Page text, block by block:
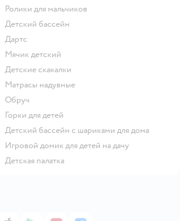
Ролики для мальчиков
Детский бассейн
Дартс
Мячик детский
Детские скакалки
Матрасы надувные
Обруч
Горки для детей
Детский бассейн с шариками для дома
Игровой домик для детей на дачу
Детская палатка